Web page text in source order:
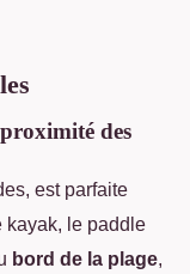
des
est parfaite
kayak, le paddle
bord de la plage,